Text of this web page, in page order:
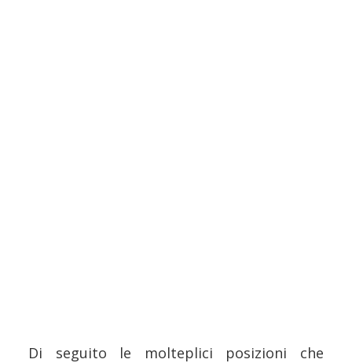
Di seguito le molteplici posizioni che